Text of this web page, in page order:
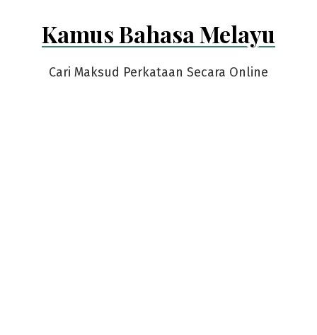
Kamus Bahasa Melayu
Cari Maksud Perkataan Secara Online